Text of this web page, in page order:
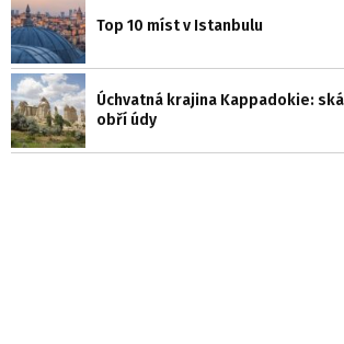
Top 10 míst v Istanbulu
Úchvatná krajina Kappadokie:
obří údy